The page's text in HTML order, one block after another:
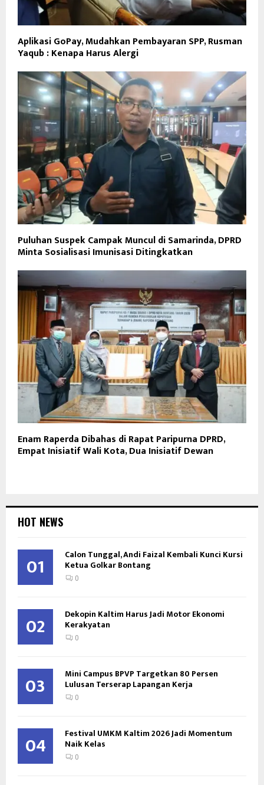
Aplikasi GoPay, Mudahkan Pembayaran SPP, Rusman
Yaqub : Kenapa Harus Alergi
Puluhan Suspek Campak Muncul di Samarinda, DPRD
Minta Sosialisasi Imunisasi Ditingkatkan
Enam Raperda Dibahas di Rapat Paripurna DPRD,
Empat Inisiatif Wali Kota, Dua Inisiatif Dewan
HOT NEWS
01 Calon Tunggal, Andi Faizal Kembali Kunci Kursi
Ketua Golkar Bontang
0
02 Dekopin Kaltim Harus Jadi Motor Ekonomi
Kerakyatan
0
03 Mini Campus BPVP Targetkan 80 Persen
Lulusan Terserap Lapangan Kerja
0
04 Festival UMKM Kaltim 2026 Jadi Momentum
Naik Kelas
0